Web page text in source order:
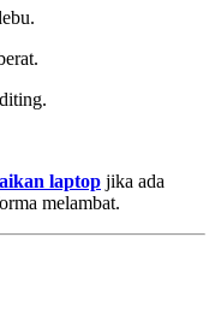
laptop jika ada
melambat.